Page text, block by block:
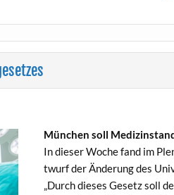
München soll
In dieser Woche fand im
twurf der Änderung des
„Durch dieses Gesetz soll